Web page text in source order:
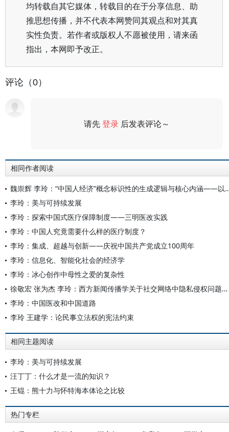
均转载自其它媒体，转载目的在于分享信息、助
推思想传播，并不代表本网赞同其观点和对其真
实性负责。若作者或版权人不愿被使用，请来函
指出，本网即予改正。
评论（0）
请先登录 后发表评论～
相同作者阅读
魏崇辉 李玲：“中国人经济”概念标
李玲：美与可持续发展
李玲：探索中国式医疗保障制度——三明医改实践
李玲：中国人究竟需要什么样的医疗制度？
李玲：集成、超越与创新——庆祝中国共产党成立100周年
李玲：信息化、智能化社会的经济学
李玲：冰心创作中母性之爱的复杂性
徐敬宏 张为杰 李玲：西方新闻传播学关于社交网络中隐私侵权问题的研究现状
李玲：中国医改和中国道路
李玲 王建学：论民事立法权的宪法约束
相同主题阅读
李玲：美与可持续发展
汪丁丁：什么才是一流的知识？
王锟：熊十力与怀特海本体论之比较
热门专栏